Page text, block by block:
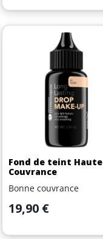
Fond de teint Haute
Couvrance
Bonne couvrance
Prix
19,90 €